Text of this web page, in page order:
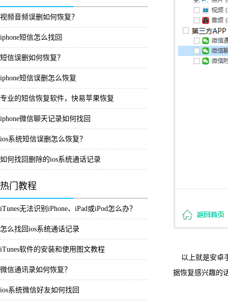
视频音频误删如何恢复？
iphone短信怎么找回
短信误删如何恢复？
iphone短信误删怎么恢复
专业的短信恢复软件，快易苹果恢复
iphone微信聊天记录如何找回
ios系统短信误删怎么恢复？
如何找回删除的ios系统通话记录
热门教程
iTunes无法识别iPhone、iPad或iPod怎么办？
怎么找回ios系统通话记录
iTunes软件的安装和使用图文教程
微信通讯录如何恢复？
ios系统微信好友如何找回
以上就是安卓
据恢复感兴趣的